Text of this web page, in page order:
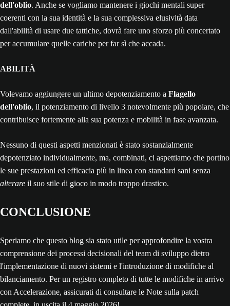
dell'oblio. Anche se vogliamo mantenere i giochi mentali super
coerenti con la sua identità e la sua complessiva elusività data
dall'abilità di usare due tattiche, dovrà fare uno sforzo più concertato
per accumulare quelle cariche per far sì che accada.
ABILITÀ
Volevamo aggiungere un ultimo depotenziamento a Flagello
dell'oblio, il potenziamento di livello 3 notevolmente più popolare, che
contribuisce fortemente alla sua potenza e mobilità in fase avanzata.
Nessuno di questi aspetti menzionati è stato sostanzialmente
depotenziato individualmente, ma, combinati, ci aspettiamo che portino
le sue prestazioni ed efficacia più in linea con standard sani senza
alterare il suo stile di gioco in modo troppo drastico.
CONCLUSIONE
Speriamo che questo blog sia stato utile per approfondire la vostra
comprensione dei processi decisionali del team di sviluppo dietro
l'implementazione di nuovi sistemi e l'introduzione di modifiche al
bilanciamento. Per un registro completo di tutte le modifiche in arrivo
con Accelerazione, assicurati di consultare le Note sulla patch